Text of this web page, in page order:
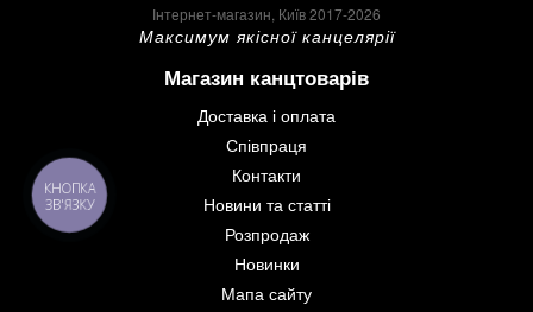
Інтернет-магазин, Київ 2017-2026
Максимум якісної канцелярії
Магазин канцтоварів
Доставка і оплата
Співпраця
Контакти
Новини та статті
Розпродаж
Новинки
Мапа сайту
КНОПКА
ЗВ'ЯЗКУ